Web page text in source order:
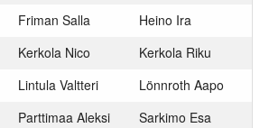
Friman Salla
Heino Ira
Kerkola Nico
Kerkola Riku
Lintula Valtteri
Lönnroth Aapo
Parttimaa Aleksi
Sarkimo Esa